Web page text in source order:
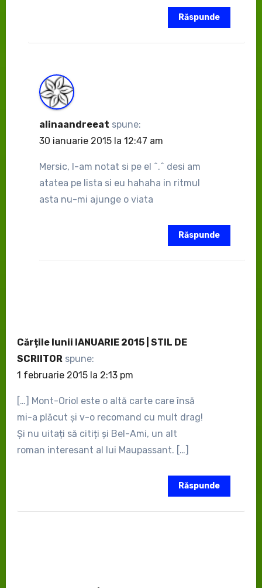
Răspunde
alinaandreeat spune:
30 ianuarie 2015 la 12:47 am
Mersic, l-am notat si pe el ^.^ desi am
atatea pe lista si eu hahaha in ritmul
asta nu-mi ajunge o viata
Răspunde
Cărțile lunii IANUARIE 2015 | STIL DE
SCRIITOR spune:
1 februarie 2015 la 2:13 pm
[…] Mont-Oriol este o altă carte care însă
mi-a plăcut și v-o recomand cu mult drag!
Și nu uitați să citiți și Bel-Ami, un alt
roman interesant al lui Maupassant. […]
Răspunde